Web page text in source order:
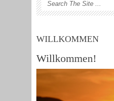
WILLKOMMEN
Willkommen!